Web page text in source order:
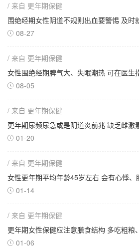
/ 来自 更年期保健
围绝经期女性阴道不规则出血要警惕 及时
 08-27
/ 来自 更年期保健
女性围绝经期脾气大、失眠潮热 可在医生
 08-05
/ 来自 更年期保健
更年期尿频尿急或是阴道炎前兆 缺乏雌激
 01-20
/ 来自 更年期保健
女性更年期平均年龄45岁左右 会有心悸、
 01-14
/ 来自 更年期保健
更年期女性保健应注意膳食结构 多吃粗粮
 01-06